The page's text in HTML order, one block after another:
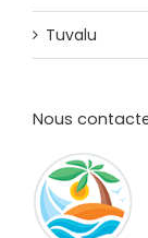
Tuvalu
Nous